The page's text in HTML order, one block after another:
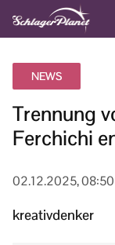
NEWS
Trennung
Ferchichi
02.12.2025,
kreativdenker